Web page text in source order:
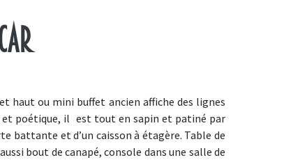
haut ou mini buffet ancien affiche des lignes
et poétique, il est tout en sapin et patiné par
battante et d’un caisson à étagère. Table de
bout de canapé, console dans une salle de